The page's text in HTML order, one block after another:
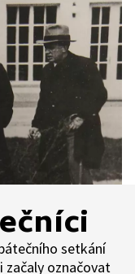
setkání
začaly označovat